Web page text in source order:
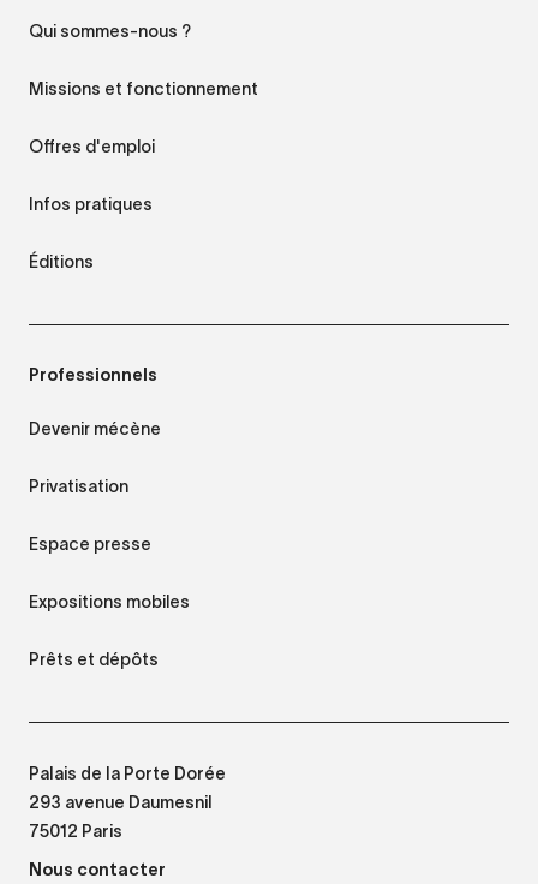
Qui sommes-nous ?
Missions et fonctionnement
Offres d'emploi
Infos pratiques
Éditions
Professionnels
Devenir mécène
Privatisation
Espace presse
Expositions mobiles
Prêts et dépôts
Palais de la Porte Dorée
293 avenue Daumesnil
75012 Paris
Nous contacter